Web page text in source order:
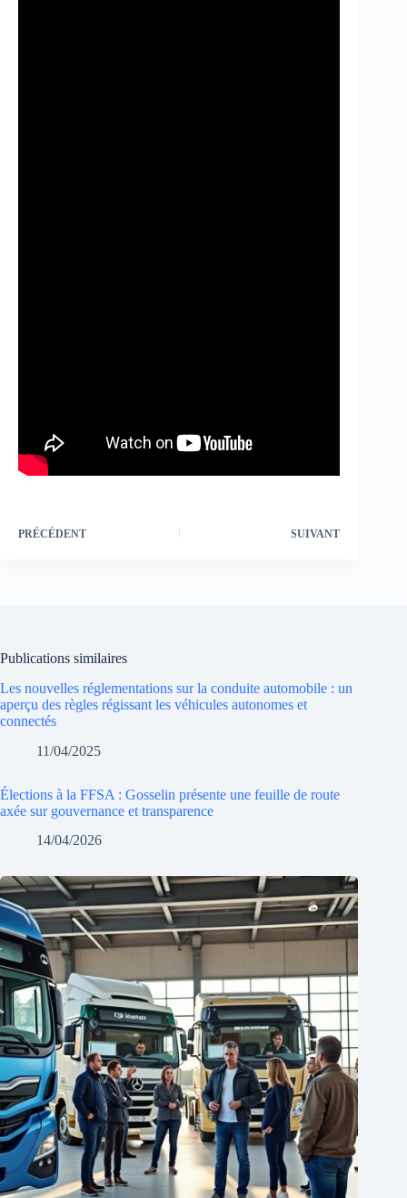
PRÉCÉDENT SUIVANT
Publications similaires
Les nouvelles réglementations sur la conduite automobile : un
aperçu des règles régissant les véhicules autonomes et
connectés
11/04/2025
Élections à la FFSA : Gosselin présente une feuille de route
axée sur gouvernance et transparence
14/04/2026